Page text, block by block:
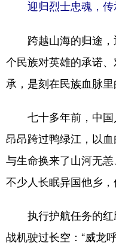
迎归烈士忠魂，
跨越山海的归途，
个民族对英雄的承诺
承，是刻在民族血脉里
七十多年前，中国
昂昂跨过鸭绿江，以
与生命换来了山河无
不少人长眠异国他乡，
执行护航任务的红
战机驶过长空：“威龙